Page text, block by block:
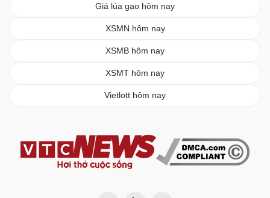
Giá lúa gạo hôm nay
XSMN hôm nay
XSMB hôm nay
XSMT hôm nay
Vietlott hôm nay